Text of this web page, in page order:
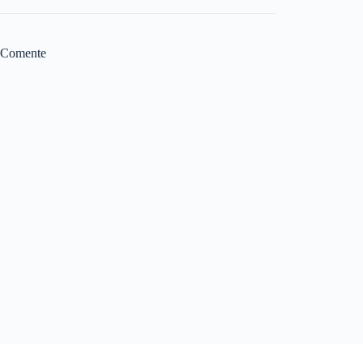
Comente